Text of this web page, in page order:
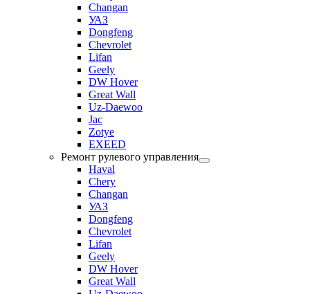
Changan
УАЗ
Dongfeng
Chevrolet
Lifan
Geely
DW Hover
Great Wall
Uz-Daewoo
Jac
Zotye
EXEED
Ремонт рулевого управления
Haval
Chery
Changan
УАЗ
Dongfeng
Chevrolet
Lifan
Geely
DW Hover
Great Wall